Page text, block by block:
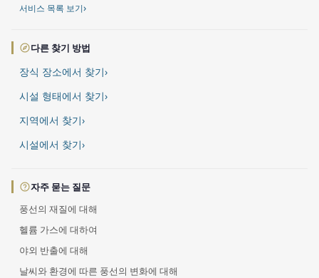
서비스 목록 보기›
다른 찾기 방법
장식 장소에서 찾기›
시설 형태에서 찾기›
지역에서 찾기›
시설에서 찾기›
자주 묻는 질문
풍선의 재질에 대해
헬륨 가스에 대하여
야외 반출에 대해
날씨와 환경에 따른 풍선의 변화에 대해